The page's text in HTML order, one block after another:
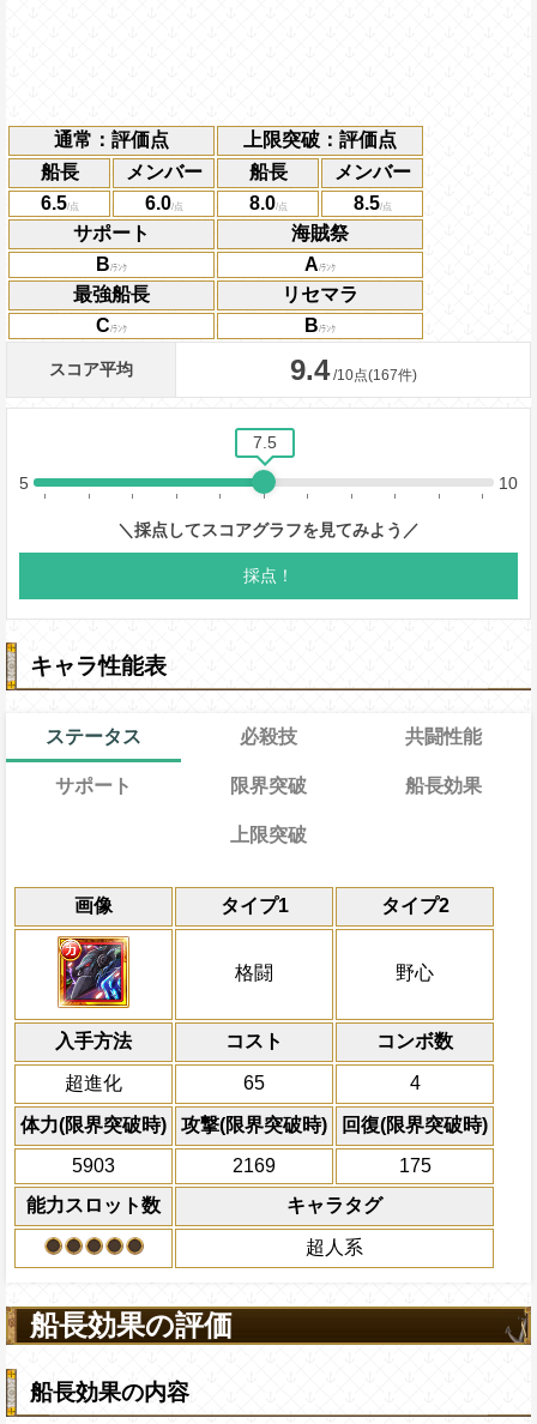
通常：評価点
上限突破：評価点
船長
メンバー 船長
メンバー
6.5
6.0 8.0
8.5
サポート
海賊祭
B
A
最強船長
リセマラ
C
B
キャラ性能表
ステータス
画像 タイプ1 タイプ2
格闘 野心
入手方法 コスト コンボ数
超進化 65 4
体力(限界突破時) 攻撃(限界突破時)
回復(限界突破時)
5903
2169
175
能力スロット数
キャラタグ
超人系
必殺技
通常 22→17ターン
限界突破
通常時
全ての防御効果を無視して敵全体のHP
通常攻撃で与えたダメージの2倍の無属性
上限突破
敵全体にかかっているダメージ無効状態
ーにかかっている全てのバリアを2ター
防御効果を無視して敵全体のHPを25%減
ーン終了時に敵全体にそのターン内で自
えたダメージの2倍の無属性ダメージを
一味が通常攻撃以外のダメージを1にす
・速・知
分の基礎攻撃力を+1000する
共闘性能
共闘性能
船長効果
冒険開始時の必殺タ
キャラの攻撃を
にし、他の属性キャ
必殺技
ターン数：14
全プレイヤーの一味
を2回90%減らし、キ
の全プレイヤーの体
アクション
2ターンの間敵全体の
を30%下げ、野心タ
げる
サポート
効果
自分の基礎ステータスの9%をサポート対
力属性 速属性 知属性
限界突破
習得する効果
攻撃可能キャラで自分が最後の攻撃
回復無効を7ターン回復
スロット封じを7ターン回復
PEFECTならば90%の確率でダメー
船長効果
通常時
力・速・知属性の攻撃を4倍、体力を1.2
[力]
になり、自分の攻撃は全ての属性の敵に
Lv上限突破
冒険開始時の必殺ターンを1短縮、
を4.75倍、体力を1.4倍にし、自分の攻撃
速・知属性は[力][速][知]スロットも有利ス
り、自分の攻撃は全ての属性の敵に対し
ができる
上限突破
レベル上限突破
Lv1
最大Lv.105
最大Lv.110
Lv.6、体力アップ Lv.6、自分の攻撃
Lv3
最大Lv.120
船長効果：冒険開始時の必殺ター
速・知属性の攻撃を4.75倍、体力
の攻撃を約5倍、力・速・知属性は
トも有利スロット扱いになり、自
属性の敵に対して弱点を突くこと
最大Lv.130
海賊祭必殺技：自分の攻撃アップ
御アップ Lv.5（15秒）、挑発状態
大範囲の敵の体力を16%減らす
最大Lv.150
必殺技：敵全体にかかっているダ
を25%減、2ターンの間ターン終了
船長効果の評価
船長効果の内容